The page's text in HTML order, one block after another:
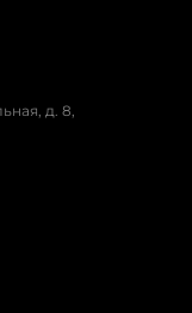
д. 8,